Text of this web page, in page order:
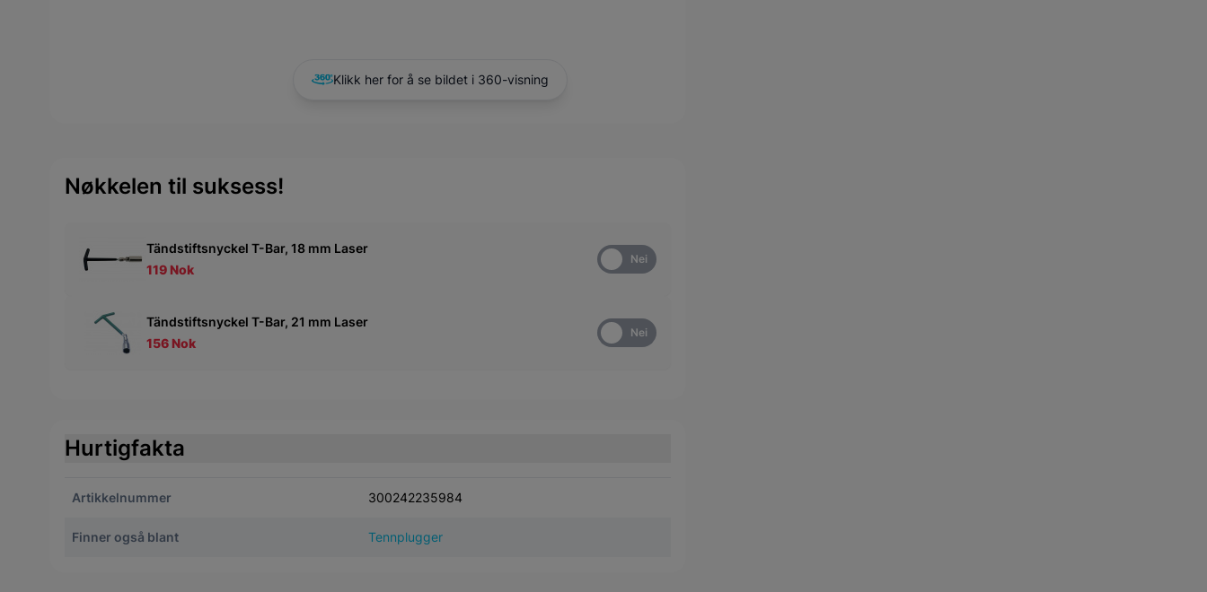
Klikk her for å se bildet i 360-visning
Nøkkelen til suksess!
Tändstiftsnyckel T-Bar, 18 mm Laser
119 Nok
Nei
Tändstiftsnyckel T-Bar, 21 mm Laser
156 Nok
Nei
Hurtigfakta
Artikkelnummer 300242235984
Finner også blant Tennplugger